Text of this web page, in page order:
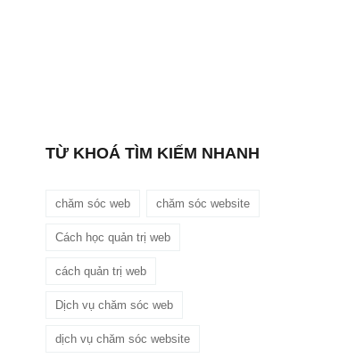
TỪ KHOÁ TÌM KIẾM NHANH
chăm sóc web chăm sóc website
Cách học quản trị web
cách quản trị web
Dịch vụ chăm sóc web
dịch vụ chăm sóc website